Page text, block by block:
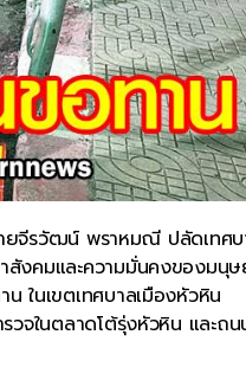
ยจีรวัฒน์ พราหมณี ปลัดเทศ
งคมและความมั่นคงของมนุษ
ในเขตเทศบาลเมืองหัวหิน
วจในตลาดโต้รุ่งหัวหิน และถ